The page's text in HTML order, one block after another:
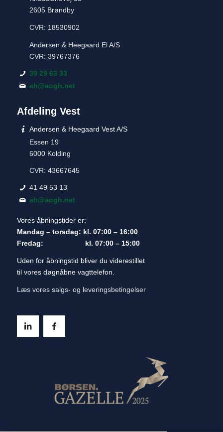
2605 Brøndby
CVR: 18530902
Andersen & Heegaard El A/S
CVR: 39767376
39 29 63 33
ah@aogh.net
Afdeling Vest
Andersen & Heegaard Vest A/S
Essen 19
6000 Kolding
CVR: 43667645
41 49 53 13
ah@aogh.net
Vores åbningstider er:
Mandag – torsdag: kl. 07:00 – 16:00
Fredag: kl. 07:00 – 15:00
Uden for åbningstid bliver du viderestillet
til vores døgnåbne vagttelefon.
Læs vores salgs- og leveringsbetingelser